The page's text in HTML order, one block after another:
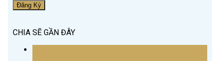
CHIA SẼ GẦN ĐÂY